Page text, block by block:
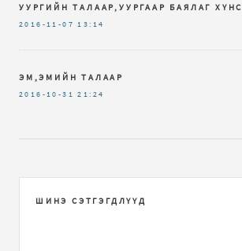
УУРГИЙН ТАЛААР,УУРГААР БАЯЛАГ ХҮНС
2016-11-07 13:14
ЭМ,ЭМИЙН ТАЛААР
2016-10-31 21:24
ШИНЭ СЭТГЭГДЛҮҮД